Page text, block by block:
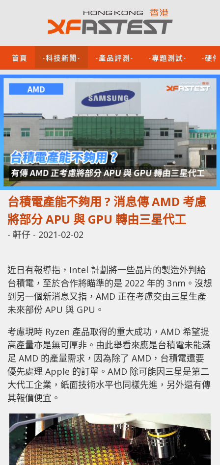
首頁 -科技新聞- -產品評測- -專題測試- -硬
台積電產能不夠用 ? 消息傳 AMD 考慮
將部分 APU 與 GPU 轉由三星代工
- 軒仔 - 2021-02-02
近日有報導指，Intel 計劃將一些晶片的製造外判給
台積電，至於合作將瞄準的是 2022 年的 3nm。沒想
到另一個新消息又指，AMD 正在考慮交由三星生產
未來部份 APU 與 GPU。
考慮現時 Ryzen 產品取得的重大成功，AMD 希望提
高產量亦是無可厚非。由此舉看來應是台積電未能滿
足 AMD 的產量需求，因為除了 AMD，台積電還要
優先處理 Apple 的訂單。AMD 除可能因三星是第二
大代工企業，紙面技術水平也同樣先進，另外還有傳
其報價便宜。